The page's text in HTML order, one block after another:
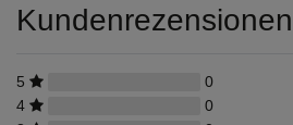
Kundenrezensionen
5
0
4
0